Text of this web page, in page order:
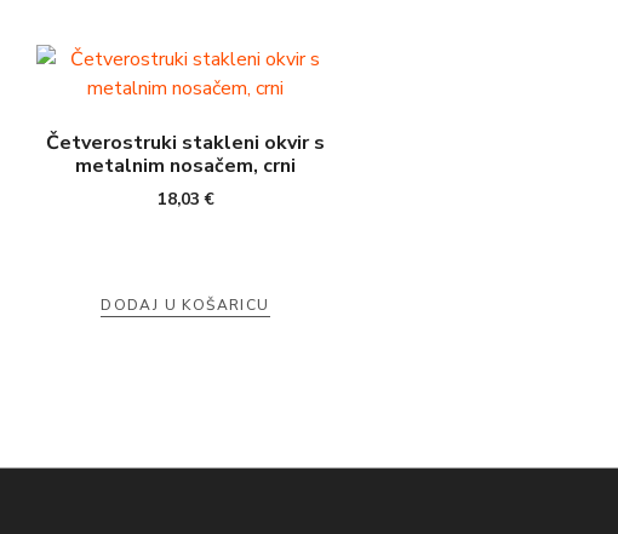
Četverostruki stakleni okvir s
metalnim nosačem, crni
18,03€
DODAJ U KOŠARICU